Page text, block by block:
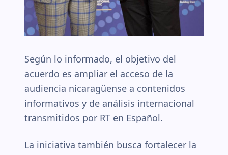
Según lo informado, el objetivo del
acuerdo es ampliar el acceso de la
audiencia nicaragüense a contenidos
informativos y de análisis internacional
transmitidos por RT en Español.
La iniciativa también busca fortalecer la